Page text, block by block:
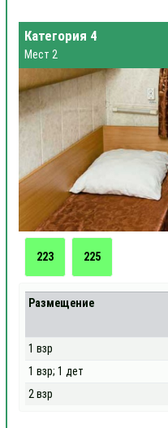
Категория 4
Мест 2
223 225
Размещение
1 взр
1 взр; 1 дет
2 взр